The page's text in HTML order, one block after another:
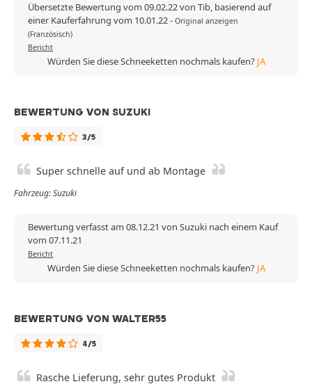
Übersetzte Bewertung vom 09.02.22 von Tib, basierend auf
einer Kauferfahrung vom 10.01.22- Original anzeigen
(Französisch)
Bericht
Würden Sie diese Schneeketten nochmals kaufen? JA
BEWERTUNG VON SUZUKI
3/5
Super schnelle auf und ab Montage
Fahrzeug: Suzuki
Bewertung verfasst am 08.12.21 von Suzuki nach einem Kauf
vom 07.11.21
Bericht
Würden Sie diese Schneeketten nochmals kaufen? JA
BEWERTUNG VON WALTER55
4/5
Rasche Lieferung, sehr gutes Produkt